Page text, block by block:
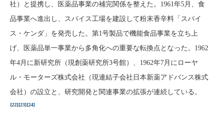
社）と提携し、医薬品事業の補完関係を整えた。1961年5月、食
品事業へ進出し、スパイス工場を建設して粉末香辛料「スパイ
ス・ケンダ」を発売した。第1号製品で機能食品事業を立ち上
げ、医薬品単一事業から多角化への重要な転換点となった。1962
年4月に新研究所（現創薬研究所3号館）、1962年7月にローヤ
ル・モーターズ株式会社（現連結子会社日本新薬アドバンス株式
会社）の設立と、研究開発と関連事業の拡張が連続している。
[22][23][24]